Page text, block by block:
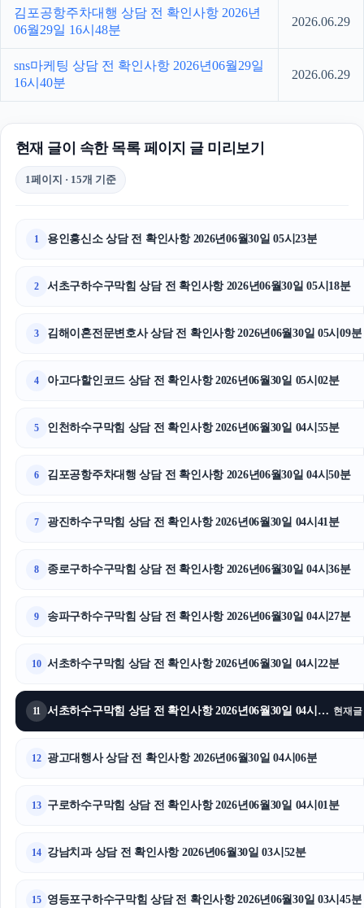
김포공항주차대행 상담 전 확인사항 2026년
06월29일 16시48분
2026.06.29
sns마케팅 상담 전 확인사항 2026년06월29일
16시40분
2026.06.29
현재 글이 속한 목록 페이지 글 미리보기
1페이지 · 15개 기준
1 용인흥신소 상담 전 확인사항 2026년06월30일 05시23분
2 서초구하수구막힘 상담 전 확인사항 2026년06월30일 05시18분
3 김해이혼전문변호사 상담 전 확인사항 2026년06월30일 05시09분
4 아고다할인코드 상담 전 확인사항 2026년06월30일 05시02분
5 인천하수구막힘 상담 전 확인사항 2026년06월30일 04시55분
6 김포공항주차대행 상담 전 확인사항 2026년06월30일 04시50분
7 광진하수구막힘 상담 전 확인사항 2026년06월30일 04시41분
8 종로구하수구막힘 상담 전 확인사항 2026년06월30일 04시36분
9 송파구하수구막힘 상담 전 확인사항 2026년06월30일 04시27분
10 서초하수구막힘 상담 전 확인사항 2026년06월30일 04시22분
11 서초하수구막힘 상담 전 확인사항 2026년06월30일 04시13분 현재글
12 광고대행사 상담 전 확인사항 2026년06월30일 04시06분
13 구로하수구막힘 상담 전 확인사항 2026년06월30일 04시01분
14 강남치과 상담 전 확인사항 2026년06월30일 03시52분
15 영등포구하수구막힘 상담 전 확인사항 2026년06월30일 03시45분